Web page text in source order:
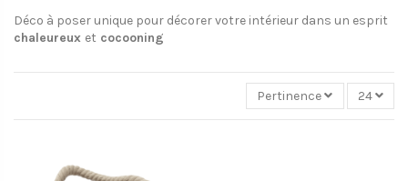
Déco à poser unique pour décorer votre intérieur dans un esprit
chaleureux et cocooning
Pertinence 24